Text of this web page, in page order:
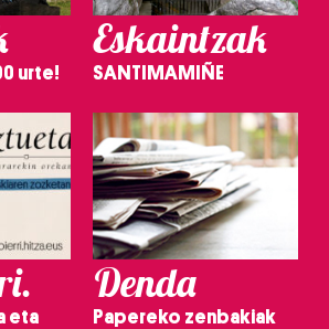
urte!
Eskaintzak
SANTIMAMIÑE
eta
Denda
Papereko zenbakiak